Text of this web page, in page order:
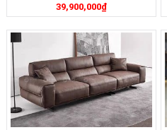
39,900,000₫